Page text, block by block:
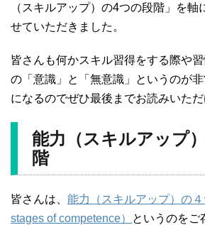
（スキルアップ）の4つの段階」を軸
せていただきました。
皆さんも何かスキル習得をする際や
の「意識」と「無意識」というのが
になるのでぜひ最後までお読みいただ
能力（スキルアップ
階
皆さんは、 能力（スキルアップ）の
stages of competence）
というのをご